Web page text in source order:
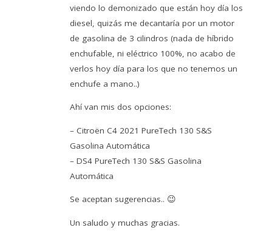
viendo lo demonizado que están hoy día los
diesel, quizás me decantaría por un motor
de gasolina de 3 cilindros (nada de híbrido
enchufable, ni eléctrico 100%, no acabo de
verlos hoy día para los que no tenemos un
enchufe a mano..)
Ahí van mis dos opciones:
– Citroën C4 2021 PureTech 130 S&S
Gasolina Automática
– DS4 PureTech 130 S&S Gasolina
Automática
Se aceptan sugerencias.. 😉
Un saludo y muchas gracias.